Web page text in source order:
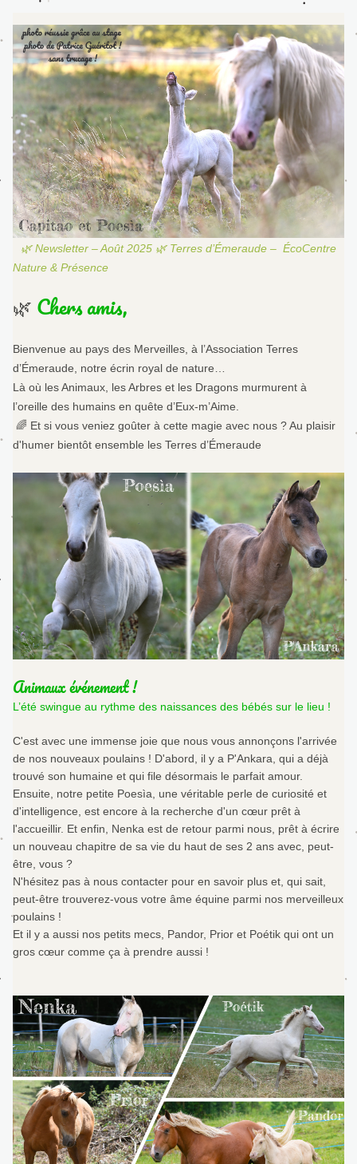
🌿 Newsletter – Août 2025 🌿 Terres d’Émeraude –  ÉcoCentre
Nature & Présence
🌿 Chers amis,
Bienvenue au pays des Merveilles, à l’Association Terres
d’Émeraude, notre écrin royal de nature…
Là où les Animaux, les Arbres et les Dragons murmurent à
l’oreille des humains en quête d’Eux-m’Aime.
🌈 Et si vous veniez goûter à cette magie avec nous ? Au plaisir
d'humer bientôt ensemble les Terres d’Émeraude
Animaux événement !
L’été swingue au rythme des naissances des bébés sur le lieu !
C'est avec une immense joie que nous vous annonçons l'arrivée
de nos nouveaux poulains ! D'abord, il y a P'Ankara, qui a déjà
trouvé son humaine et qui file désormais le parfait amour.
Ensuite, notre petite Poesìa, une véritable perle de curiosité et
d'intelligence, est encore à la recherche d'un cœur prêt à
l'accueillir. Et enfin, Nenka est de retour parmi nous, prêt à écrire
un nouveau chapitre de sa vie du haut de ses 2 ans avec, peut-
être, vous ?
N'hésitez pas à nous contacter pour en savoir plus et, qui sait,
peut-être trouverez-vous votre âme équine parmi nos merveilleux
poulains !
Et il y a aussi nos petits mecs, Pandor, Prior et Poétik qui ont un
gros cœur comme ça à prendre aussi !